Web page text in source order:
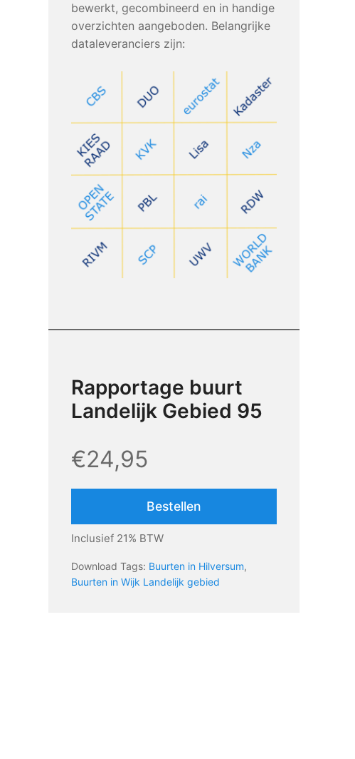
bewerkt, gecombineerd en in handige
overzichten aangeboden. Belangrijke
dataleveranciers zijn:
Rapportage buurt
Landelijk Gebied 95
€24,95
Bestellen
Inclusief 21% BTW
Download Tags: Buurten in Hilversum,
Buurten in Wijk Landelijk gebied